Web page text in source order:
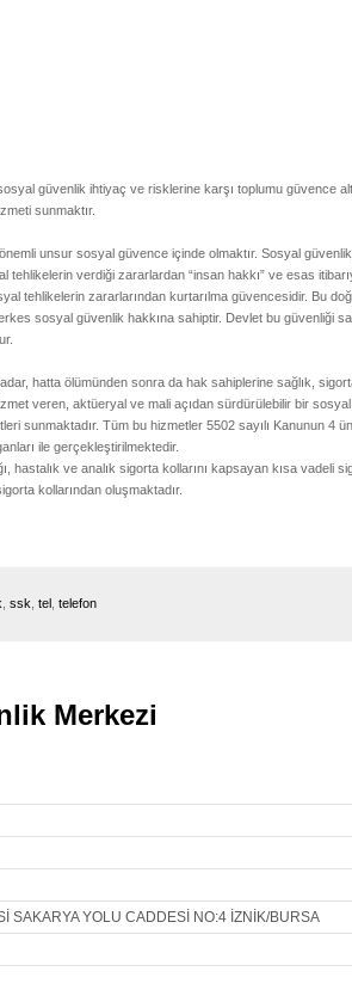
güvenlik ihtiyaç ve risklerine karşı toplumu güvence
sunmaktır.
unsur sosyal güvence içinde olmaktır. Sosyal
tehlikelerin verdiği zararlardan “insan hakkı” ve esas
tehlikelerin zararlarından kurtarılma güvencesidir. Bu
sosyal güvenlik hakkına sahiptir. Devlet bu güvenliği
hatta ölümünden sonra da hak sahiplerine sağlık,
veren, aktüeryal ve mali açıdan sürdürülebilir bir
sunmaktadır. Tüm bu hizmetler 5502 sayılı Kanunun 4
ile gerçekleştirilmektedir.
hastalık ve analık sigorta kollarını kapsayan kısa vadeli
kollarından oluşmaktadır.
, ssk, tel , telefon
Merkezi
SAKARYA YOLU CADDESİ NO:4 İZNİK/BURSA